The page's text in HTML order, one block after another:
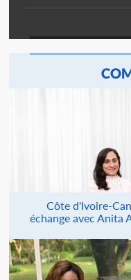
Côte d'Ivoire-
échange avec Anita